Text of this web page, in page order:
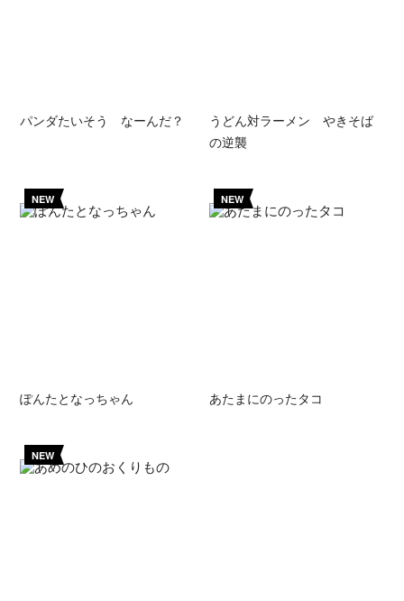
パンダたいそう なーんだ？
うどん対ラーメン やきそば
の逆襲
NEW
ぽんたとなっちゃん
NEW
あたまにのったタコ
NEW